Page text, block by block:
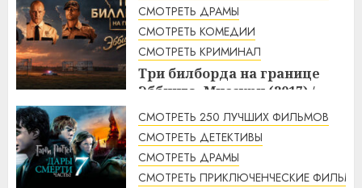
СМОТРЕТЬ ДРАМЫ
СМОТРЕТЬ КОМЕДИИ
СМОТРЕТЬ КРИМИНАЛ
Три билборда на границе
Эббинга, Миссури (2017) /
Three Billboards Outside
Ebbing, Missouri смотреть
онлайн
2:48 06.08.2026
СМОТРЕТЬ 250 ЛУЧШИХ ФИЛЬМОВ
СМОТРЕТЬ ДЕТЕКТИВЫ
СМОТРЕТЬ ДРАМЫ
СМОТРЕТЬ ПРИКЛЮЧЕНЧЕСКИЕ ФИЛЬМЫ